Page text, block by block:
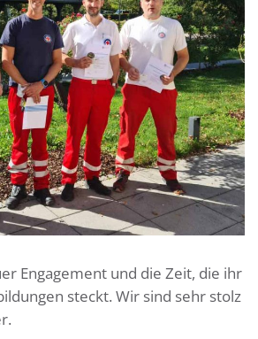
Engagement und die Zeit, die ihr
steckt. Wir sind sehr stolz